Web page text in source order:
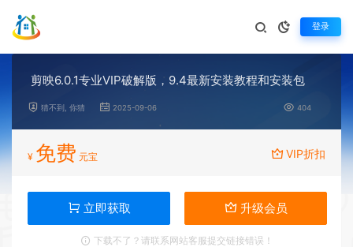
登录
剪映6.0.1专业VIP破解版，9.4最新安装教程和安装包
猜不到, 你猜 2025-09-06 404
¥ 免费 元宝 VIP折扣
立即获取 升级会员
下载不了？请联系网站客服提交链接错误！